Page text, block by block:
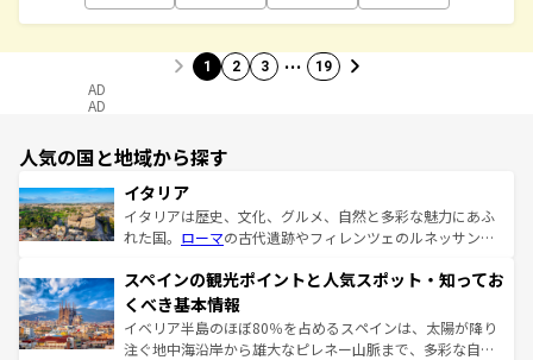
1 2 3 … 19
AD
AD
人気の国と地域から探す
イタリア
イタリアは歴史、文化、グルメ、自然と多彩な魅力にあふ
れた国。 ローマの古代遺跡やフィレンツェのルネッサンス
ろん、トスカーナの美しい田園風景やアマルフィ海岸の絶
景など、自然景観も見逃せない。観光の合間には、本場の
ピザやパスタなど、絶品のイタリア料理を堪能することも
できる。朝目覚めてから夜眠るまで、すべての瞬間を楽し
スペインの観光ポイントと人気スポット・知ってお
くべき基本情報
イベリア半島のほぼ80％を占めるスペインは、太陽が降り
注ぐ地中海沿岸から雄大なピレネー山脈まで、多彩な自然